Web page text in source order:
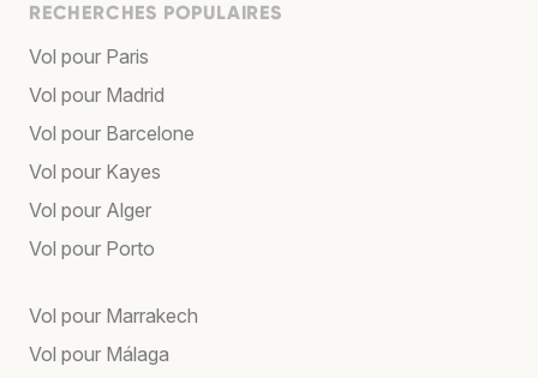
RECHERCHES POPULAIRES
Vol pour Paris
Vol pour Madrid
Vol pour Barcelone
Vol pour Kayes
Vol pour Alger
Vol pour Porto
Vol pour Marrakech
Vol pour Málaga